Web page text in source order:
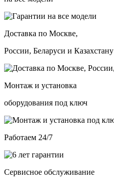
Доставка по Москве,
России, Беларуси и Казахстану
Монтаж и установка
оборудования под ключ
Работаем 24/7
Сервисное обслуживание